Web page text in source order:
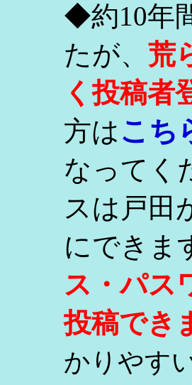
◆約10年
たが、 荒
く投稿者
方はこち
なってく
スは戸田
にできま
ス・パス
投稿でき
かりやす